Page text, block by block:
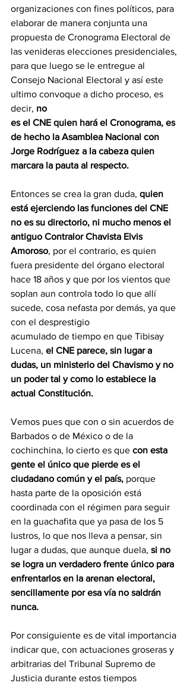
organizaciones con fines políticos, para
elaborar de manera conjunta una
propuesta de Cronograma Electoral de
las venideras elecciones presidenciales,
para que luego se le entregue al
Consejo Nacional Electoral y así este
ultimo convoque a dicho proceso, es
decir, no
es el CNE quien hará el Cronograma, es
de hecho la Asamblea Nacional con
Jorge Rodríguez a la cabeza quien
marcara la pauta al respecto.
Entonces se crea la gran duda, quien
está ejerciendo las funciones del CNE
no es su directorio, ni mucho menos el
antiguo Contralor Chavista Elvis
Amoroso, por el contrario, es quien
fuera presidente del órgano electoral
hace 18 años y que por los vientos que
soplan aun controla todo lo que allí
sucede, cosa nefasta por demás, ya que
con el desprestigio
acumulado de tiempo en que Tibisay
Lucena, el CNE parece, sin lugar a
dudas, un ministerio del Chavismo y no
un poder tal y como lo establece la
actual Constitución.
Vemos pues que con o sin acuerdos de
Barbados o de México o de la
cochinchina, lo cierto es que con esta
gente el único que pierde es el
ciudadano común y el país, porque
hasta parte de la oposición está
coordinada con el régimen para seguir
en la guachafita que ya pasa de los 5
lustros, lo que nos lleva a pensar, sin
lugar a dudas, que aunque duela, si no
se logra un verdadero frente único para
enfrentarlos en la arenan electoral,
sencillamente por esa vía no saldrán
nunca.
Por consiguiente es de vital importancia
indicar que, con actuaciones groseras y
arbitrarias del Tribunal Supremo de
Justicia durante estos tiempos